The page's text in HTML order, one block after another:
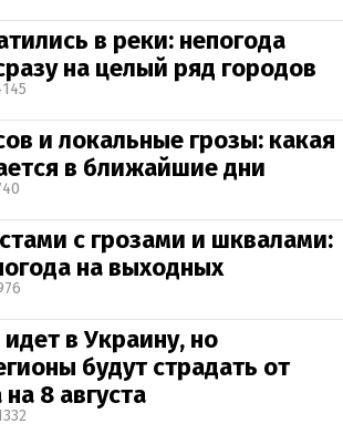
в реки: непогода
на целый ряд городов
и локальные грозы: какая
в ближайшие дни
с грозами и шквалами:
на выходных
в Украину, но
будут страдать от
8 августа